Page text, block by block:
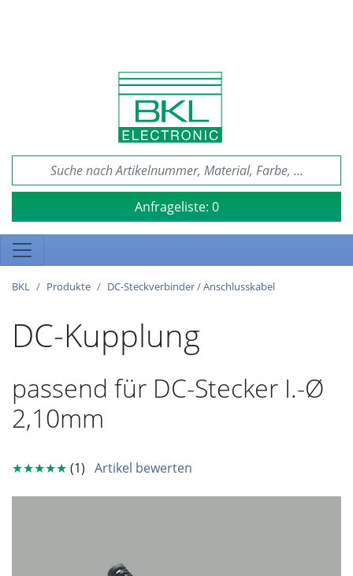
Anfrageliste: 0
BKL Produkte DC-Steckverbinder / Anschlusskabel
DC-Kupplung
passend für DC-Stecker I.-Ø
2,10mm
★★★★★ (1) Artikel bewerten